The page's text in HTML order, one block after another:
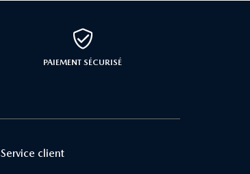
PAIEMENT SÉCURISÉ
Service client